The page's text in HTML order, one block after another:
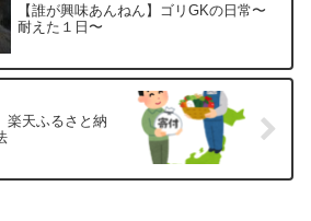
【誰が興味あんねん】ゴリGKの日常〜
耐えた１日〜
楽天ふるさと納